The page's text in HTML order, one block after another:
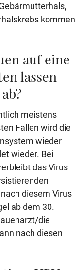
kommen
auf eine
lassen
meistens
Fällen wird die
wieder
wieder. Bei
das Virus
diesem Virus
ab dem 30.
die
nach diesen